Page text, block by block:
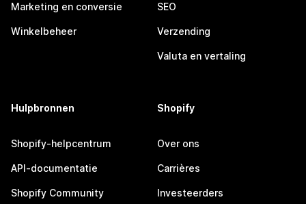
Marketing en conversie
Winkelbeheer
SEO
Verzending
Valuta en vertaling
Hulpbronnen
Shopify-helpcentrum
API-documentatie
Shopify Community
Shopify
Over ons
Carrières
Investeerders